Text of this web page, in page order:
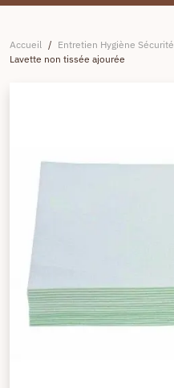
Accueil / Entretien Hygiène Sécurité
Lavette non tissée ajourée